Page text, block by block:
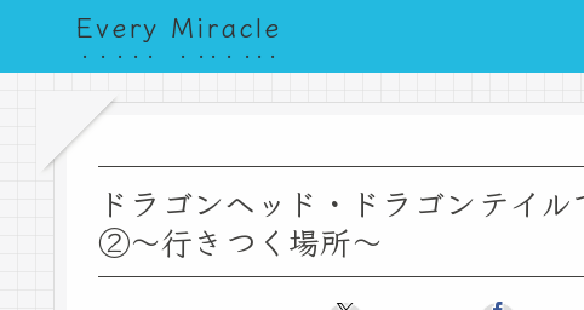
Every Miracle
ドラゴンヘッド・ドラゴンテイ
②～行きつく場所～